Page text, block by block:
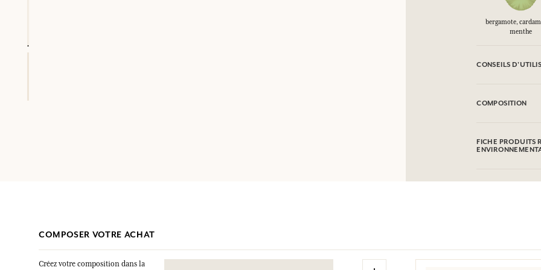
bergamote,
menthe
CONSEILS
COMPOSITION
Limonene,
Geraniol,
FICHE PRODUITS
Veuillez consulter
COMPOSER VOTRE ACHAT
Créez votre composition dans la